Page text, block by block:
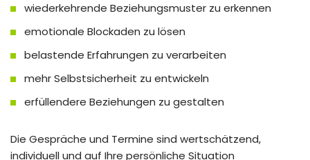
wiederkehrende Beziehungsmuster zu erkennen
emotionale Blockaden zu lösen
belastende Erfahrungen zu verarbeiten
mehr Selbstsicherheit zu entwickeln
erfüllendere Beziehungen zu gestalten
Die Gespräche und Termine sind wertschätzend,
individuell und auf Ihre persönliche Situation